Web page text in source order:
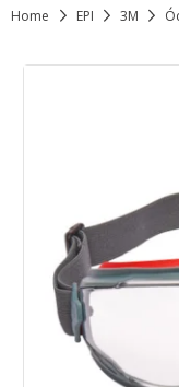
Home EPI 3M